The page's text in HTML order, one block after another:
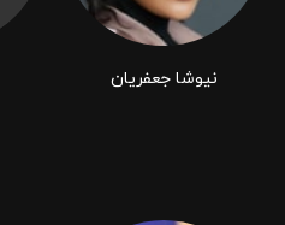
نیوشا جعفریان